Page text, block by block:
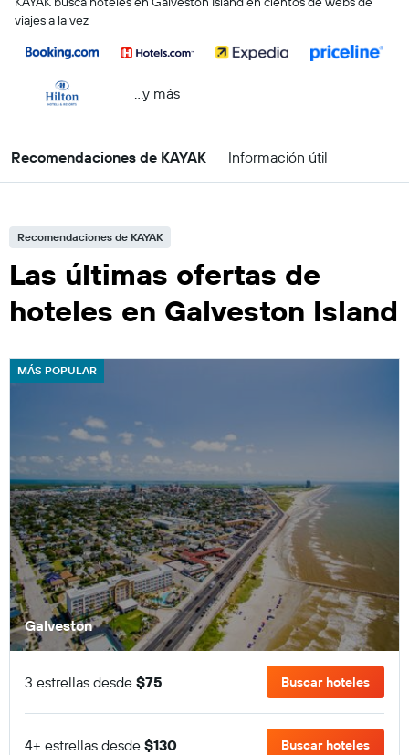
viajes a la vez
...y más
Recomendaciones de KAYAK Información útil
Recomendaciones de KAYAK
Las últimas ofertas de
hoteles en Galveston Island
MÁS POPULAR
Galveston
3 estrellas desde $75 Buscar hoteles
4+ estrellas desde $130 Buscar hoteles